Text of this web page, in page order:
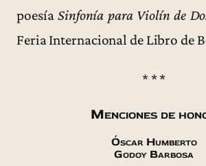
poesíaSinfonía para Violín de
Feria Internacional de Libro de
* * *
Menciones de
Óscar Humberto
Godoy Barbosa